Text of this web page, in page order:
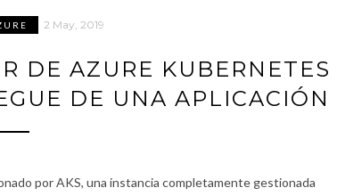
2 May, 2019
DE AZURE KUBERNETES
DE UNA APLICACIÓN
por AKS, una instancia completamente gestionada